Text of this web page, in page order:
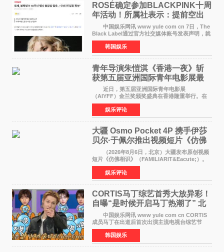
ROSÉ确定参加BLACKPINK十周
年活动！所属社表示：提前空出
了时间
中国娱乐网讯 www yule com cn 7日，The
Black Label通过官方社交媒体账号发表声明，就
近期网络上关于ROS&Eacute;个人行程及是否参
加BLACKPINK出道纪念活动的种种猜测作出正
式回应。 Th
韩国娱乐
青年导演朱愷淇《香港一夜》斩
获第五届亚洲国际青年电影展最
佳剧本改编奖
近日，第五届亚洲国际青年电影展
（AIYFF）金兰奖颁奖盛典在香港隆重举行。在
这场汇聚数百位海内外电影人、文化界人士及媒
体代表的亚洲青年影视盛会上，香港本土电影
《香港一夜》（Dawn in Ho
娱乐评论
大疆 Osmo Pocket 4P 携手伊莎
贝尔·于佩尔推出视频短片《仿佛
相识》
（2026年8月6日，北京）大疆发布原创视频
短片《仿佛相识》（FAMILIARIT&Eacute;）。
视频短片由戛纳国际电影节最佳女演员伊莎贝尔·
于佩尔（Isabelle Huppert）主演，全程使用大
疆首款双主摄口
娱乐评论
CORTIS马丁综艺首秀大放异彩！
自曝“是时候开启马丁热潮了” 北
美巡演火热进行中
中国娱乐网讯 www yule com cn CORTIS
成员马丁在出道后首次出演主流电视台综艺节
目，展现了多才多艺的魅力。 马丁出演了5日
播出的MBC《Radio Star》Fashion与Passion
之间，I&lsquo;m
韩国娱乐